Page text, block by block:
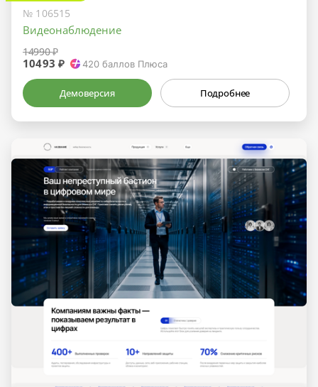
№ 106515
Видеонаблюдение
14990 ₽
10493 ₽ 420 баллов Плюса
Демоверсия Подробнее